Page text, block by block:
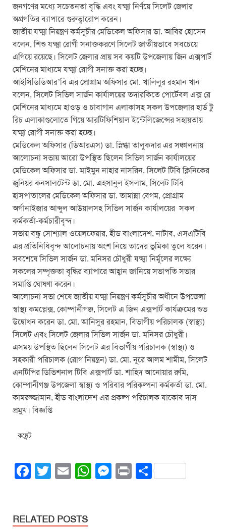
জনগণের মধ্যে সচেতনতা বৃদ্ধি এবং যক্ষ্মা নির্ণয়ে সিলেট জেলার
অগ্রগতির ব্যাপারে গুরুত্বারোপ করেন।
জাতীয় যক্ষ্মা নিয়ন্ত্রণ কর্মসূচীর মেডিকেল অফিসার ডা. আবির হোসেন
বলেন, শিশু যক্ষ্মা রোগী সনাক্তকরণে সিলেট জাতীয়ভাবে সবচেয়ে
এগিয়ে রয়েছে। সিলেট জেলার প্রায় সব কয়টি উপজেলায় জিন এক্সপার্ট
মেশিনের মাধ্যমে যক্ষ্মা রোগী সনাক্ত করা হচ্ছে।
আইসিডিডিআর’বি এর প্রোগ্রাম অফিসার মো. খালিলুর রহমান খান
বলেন, সিলেট সিভিল সার্জন কার্যালয়ের তদারকিতে পোর্টেবল এক্স রে
মেশিনের মাধ্যমে হাওড় ও চাবাগান এলাকাসহ সকল উপজেলার হার্ড টু
রিচ এলাকাগুলোতে গিয়ে আরটিফিশিয়াল ইন্টেলিজেন্সের সহায়তায়
যক্ষ্মা রোগী সনাক্ত করা হচ্ছে।
মেডিকেল অফিসার (ডিআরএস) ডা. স্নিগ্ধা তালুকদার এর সঞ্চালনায়
আলোচনা সভায় আরো উপস্থিত ছিলেন সিভিল সার্জন কার্যালয়ের
মেডিকেল অফিসার ডা. মাইমুন নাহার নাসরিন, সিলেট টিবি ক্লিনিকের
জুনিয়র কনসালটেন্ট ডা. মো. এহসানুল ইসলাম, সিলেট টিবি
হাসপাতালের মেডিকেল অফিসার ডা. তামান্না বেগম, প্রোগ্রাম
অর্গানাইজার আব্দুল আউয়ালসহ সিভিল সার্জন কার্যালয়ের সকল
কর্মকর্তা-কর্মচারীবৃন্দ।
সভায় বন্ধু সোশ্যাল ওয়েলফেয়ার, হীড বাংলাদেশ, নাটাব, এসএটিবি
এর প্রতিনিধিবৃন্দ আলোচনায় অংশ নিয়ে তাদের ভূমিকা তুলে ধরেন।
সবশেষে সিভিল সার্জন ডা. মনিসর চৌধুরী যক্ষ্মা নির্মূলের লক্ষ্যে
সকলের সম্পৃক্ততা বৃদ্ধির ব্যাপারে আহ্বান জানিয়ে সভাপতি সভার
সমাপ্তি ঘোষণা করেন।
আলোচনা সভা শেষে জাতীয় যক্ষ্মা নিয়ন্ত্রণ কর্মসূচীর অধীনে উপজেলা
স্বাস্থ্য কমপ্লেক্স, কোম্পানীগঞ্জ, সিলেট এ জিন এক্সপার্ট কার্যক্রমের শুভ
উদ্বোধন করেন ডা. মো. আনিসুর রহমান, বিভাগীয় পরিচালক (স্বাস্থ্য)
সিলেট এবং সিলেট জেলার সিভিল সার্জন ডা. মনিসর চৌধুরী।
এসময় উপস্থিত ছিলেন সিলেট এর বিভাগীয় পরিচালক (স্বাস্থ্য) ও
সহকারী পরিচালক (রোগ নিয়ন্ত্রন) ডা. মো. নূরে আলম শামীম, সিলেট
এনটিপির ডিভিশনাল টিবি এক্সপার্ট ডা. শাহিদ আনোয়ার রুমি,
কোম্পানীগঞ্জ উপজেলা স্বাস্থ্য ও পরিবার পরিকল্পনা কর্মকর্তা ডা. মো.
কামরুজ্জামান, হীড বাংলাদেশ এর প্রকল্প পরিচালক যাকোব দাস
প্রমুখ। বিজ্ঞপ্তি
কমেন্ট
F
e
T
er
E
W M Pr S
RELATED POSTS